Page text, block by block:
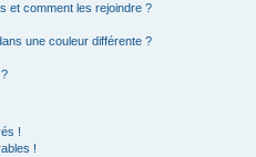
et comment les rejoindre ?
une couleur différente ?
!
!